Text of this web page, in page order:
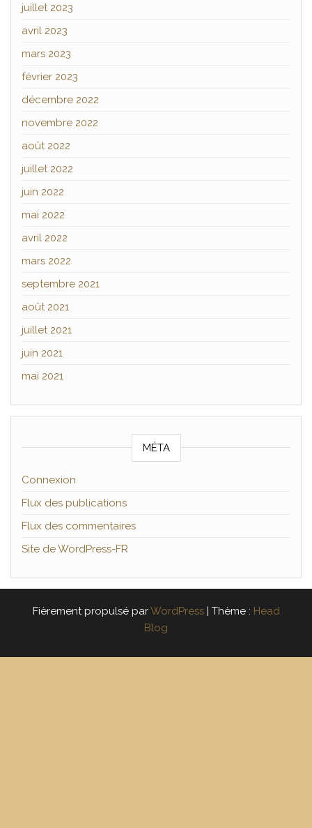
juillet 2023
avril 2023
mars 2023
février 2023
décembre 2022
novembre 2022
août 2022
juillet 2022
juin 2022
mai 2022
avril 2022
mars 2022
septembre 2021
août 2021
juillet 2021
juin 2021
mai 2021
MÉTA
Connexion
Flux des publications
Flux des commentaires
Site de WordPress-FR
Fièrement propulsé parWordPress | Thème : Head
Blog